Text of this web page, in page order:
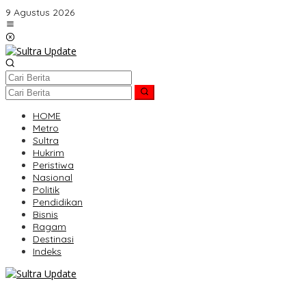
Lewati
ke
konten
9 Agustus 2026
HOME
Metro
Sultra
Hukrim
Peristiwa
Nasional
Politik
Pendidikan
Bisnis
Ragam
Destinasi
Indeks